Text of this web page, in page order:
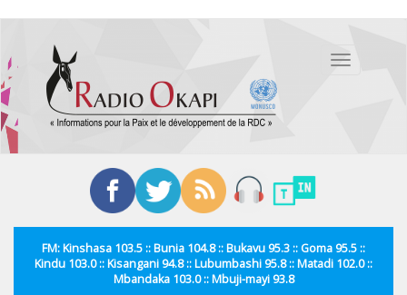
contenu
principal
Toggle
FM: Kinshasa 103.5 :: Bunia 104.8 :: Bukavu 95.3 :: Goma 95.5 ::
Kindu 103.0 :: Kisangani 94.8 :: Lubumbashi 95.8 :: Matadi 102.0 ::
Mbandaka 103.0 :: Mbuji-mayi 93.8